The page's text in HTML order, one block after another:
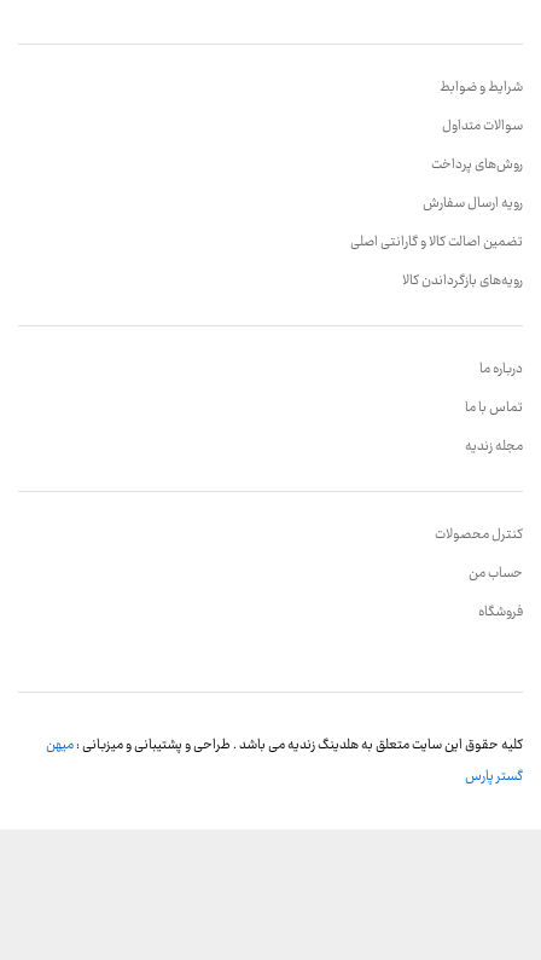
شرایط و ضوابط
سوالات متداول
روش‌های پرداخت
رویه ارسال سفارش
تضمین اصالت کالا و گارانتی اصلی
رویه‌های بازگرداندن کالا
درباره ما
تماس با ما
مجله زندیه
کنترل محصولات
حساب من
فروشگاه
کلیه حقوق این سایت متعلق به هلدینگ زندیه می باشد . طراحی و پشتیبانی و میزبانی :میهن
گستر پارس